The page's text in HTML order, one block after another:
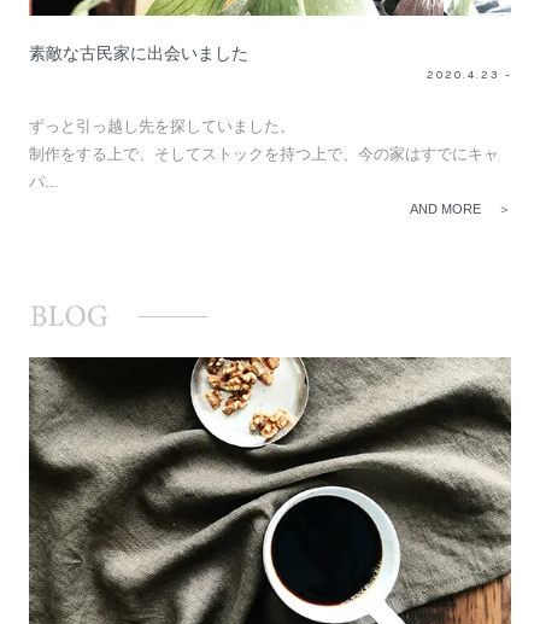
素敵な古民家に出会いました
2020.4.23 -
ずっと引っ越し先を探していました。
制作をする上で、そしてストックを持つ上で、今の家はすでにキャ
パ...
AND MORE ＞